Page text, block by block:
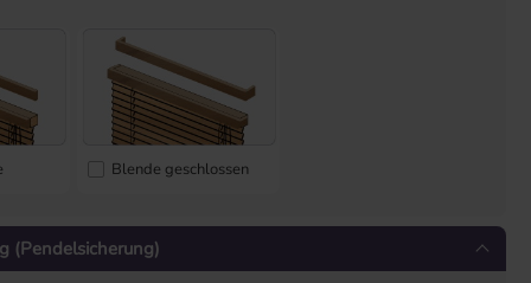
Blende geschlossen
(Pendelsicherung)